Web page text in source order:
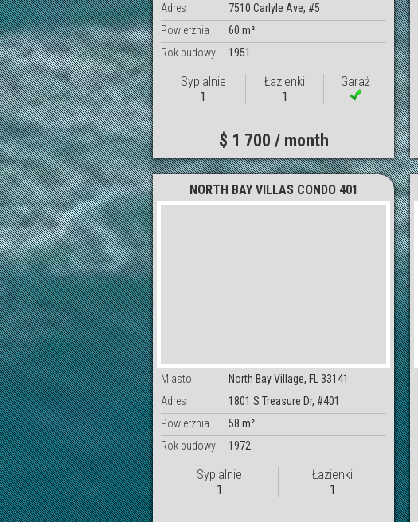
Adres
7510 Carlyle Ave, #5
Powierznia
60 m²
Rok budowy
1951
Sypialnie
1
Łazienki
1
Garaż
$ 1 700 / month
NORTH BAY VILLAS CONDO 401
Miasto
North Bay Village, FL 33141
Adres
1801 S Treasure Dr, #401
Powierznia
58 m²
Rok budowy
1972
Sypialnie
1
Łazienki
1